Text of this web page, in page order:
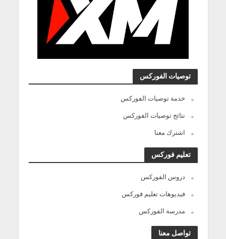
توصيات الفوركس
خدمة توصيات الفوركس
نتائج توصيات الفوركس
اشترك معنا
تعليم فوركس
دروس الفوركس
فيديوهات تعليم فوركس
مدرسة الفوركس
تواصل معنا